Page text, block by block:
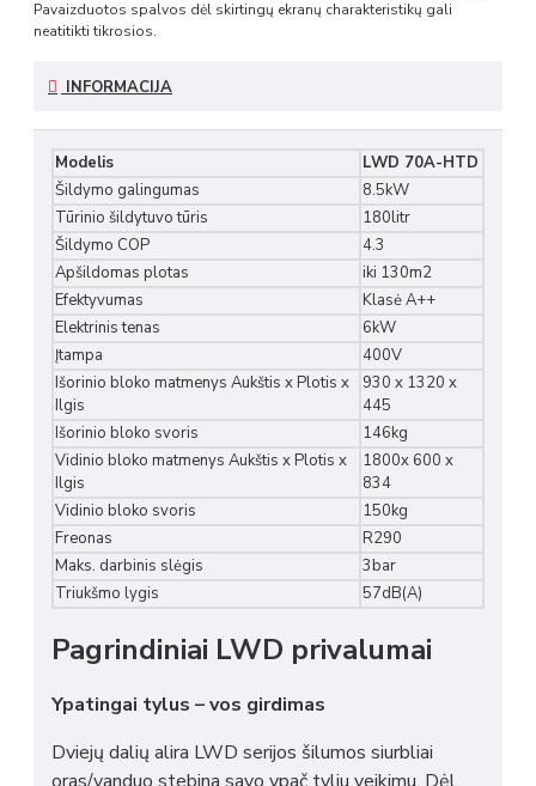
Pavaizduotos spalvos dėl skirtingų ekranų charakteristikų gali
neatitikti tikrosios.
INFORMACIJA
Modelis
LWD 70A-HTD
Šildymo galingumas
8.5kW
Tūrinio šildytuvo tūris
180litr
Šildymo COP
4.3
Apšildomas plotas
iki 130m2
Efektyvumas
Klasė A++
Elektrinis tenas
6kW
Įtampa
400V
Išorinio bloko matmenys Aukštis x Plotis x
Ilgis
930 x 1320 x
445
Išorinio bloko svoris
146kg
Vidinio bloko matmenys Aukštis x Plotis x
Ilgis
1800x 600 x
834
Vidinio bloko svoris
150kg
Freonas
R290
Maks. darbinis slėgis
3bar
Triukšmo lygis
57dB(A)
Pagrindiniai LWD privalumai
Ypatingai tylus – vos girdimas
Dviejų dalių alira LWD serijos šilumos siurbliai